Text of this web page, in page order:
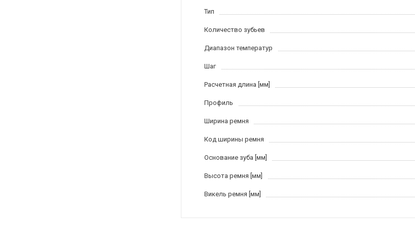
Тип
Количество зубьев
Диапазон температур
Шаг
Расчетная длина [мм]
Профиль
Ширина ремня
Код ширины ремня
Основание зуба [мм]
Высота ремня [мм]
Викель ремня [мм]